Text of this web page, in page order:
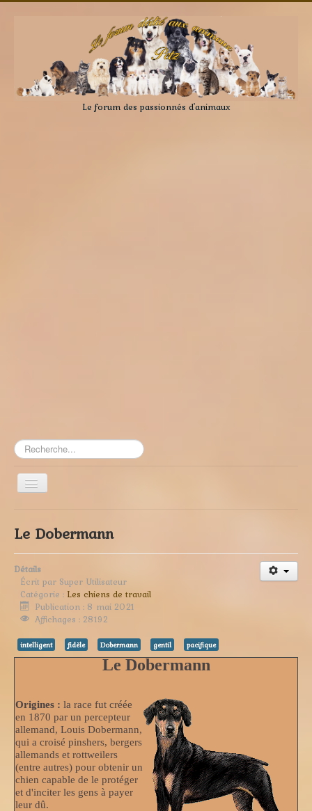
Le forum des passionnés d'animaux
Rechercher
Toggle
Navigation
Le Dobermann
Détails
Écrit par Super Utilisateur
Catégorie : Les chiens de travail
Publication : 8 mai 2021
Affichages : 28192
intelligent fidèle Dobermann gentil pacifique
Le Dobermann
Origines : la race fut créée
en 1870 par un percepteur
allemand, Louis Dobermann,
qui a croisé pinshers, bergers
allemands et rottweilers
(entre autres) pour obtenir un
chien capable de le protéger
et d'inciter les gens à payer
leur dû.